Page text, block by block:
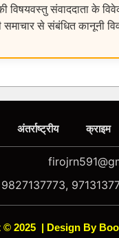
संवाददाता के
समाचार से संबंधित कानूनी
अंतर्राष्ट्रीय क्राइम
9827137773,
2025 | Design By